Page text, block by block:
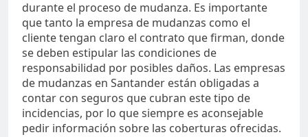
durante el proceso de mudanza. Es importante
que tanto la empresa de mudanzas como el
cliente tengan claro el contrato que firman, donde
se deben estipular las condiciones de
responsabilidad por posibles daños. Las empresas
de mudanzas en Santander están obligadas a
contar con seguros que cubran este tipo de
incidencias, por lo que siempre es aconsejable
pedir información sobre las coberturas ofrecidas.